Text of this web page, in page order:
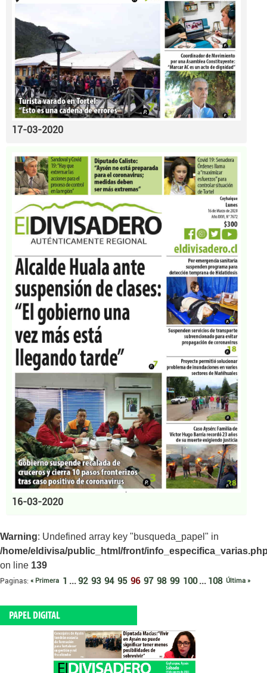
17-03-2020
16-03-2020
Warning: Undefined array key "busqueda_papel" in
/home/eldivisa/public_html/front/
on line 139
Paginas: « Primera 1 ...92 93 94 95 96 97 98 99 100 ... 108 Última »
PAPEL DIGITAL